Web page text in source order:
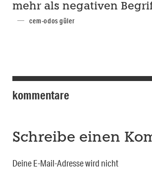
mehr als negativen
cem-odos güler
kommentare
Schreibe einen
Deine E-Mail-Adresse wird nicht